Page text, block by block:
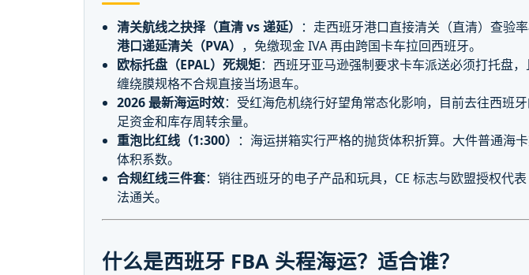
清关航线之抉择（直清 vs 递延） ：走西班牙港口直接清关（直清）查验
港口递延清关（PVA） ，免缴现金 IVA 再由跨国卡车拉回西班牙。
欧标托盘（EPAL）死规矩：西班牙亚马逊强制要求卡车派送必须打托盘
缠绕膜规格不合规直接当场退车。
2026 最新海运时效：受红海危机绕行好望角常态化影响，目前去往西班
足资金和库存周转余量。
重泡比红线（1:300） ：海运拼箱实行严格的抛货体积折算。大件普通海
体积系数。
合规红线三件套：销往西班牙的电子产品和玩具，CE 标志与欧盟授权代
法通关。
什么是西班牙 FBA 头程海运？适合谁？